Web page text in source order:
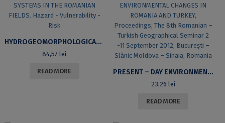
HYDROGEOMORPHOLOGICAL SYSTEMS IN THE ROMANIAN FIELDS. HAZARD – VULNERABILITY – RISK
84,57lei
READ MORE PRESENT – DAY ENVIRONMENTAL CHANGES IN ROMANIA AND TURKEY, PROCEEDINGS, THE 8TH ROMANIAN – TURKISH GEOGRAPHICAL SEMINAR 2 -11 SEPTEMBER 2012, BUCUREȘTI – SLĂNIC MOLDOVA – SINAIA, ROMANIA
23,26 lei
READ MORE